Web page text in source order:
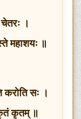
चेतरः ।
महाशयः ॥
करोति सः ।
कृतम् ॥